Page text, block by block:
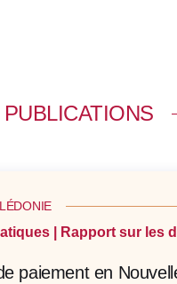
| Rapport sur les
paiement en